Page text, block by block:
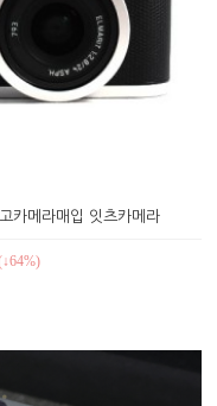
카메라매입 잇츠카메라